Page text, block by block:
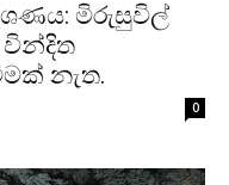
මිරුසුවිල්
වින්දිත
නැත.
0